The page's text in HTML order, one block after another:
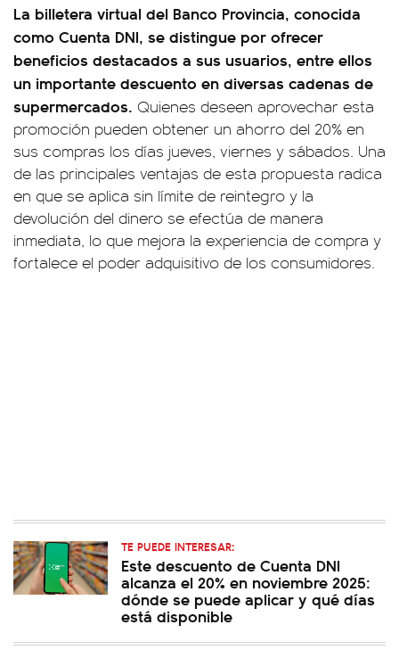
La billetera virtual del Banco Provincia, conocida
como Cuenta DNI, se distingue por ofrecer
beneficios destacados a sus usuarios, entre ellos
un importante descuento en diversas cadenas de
supermercados. Quienes deseen aprovechar esta
promoción pueden obtener un ahorro del 20% en
sus compras los días jueves, viernes y sábados. Una
de las principales ventajas de esta propuesta radica
en que se aplica sin límite de reintegro y la
devolución del dinero se efectúa de manera
inmediata, lo que mejora la experiencia de compra y
fortalece el poder adquisitivo de los consumidores.
TE PUEDE INTERESAR:
Este descuento de Cuenta DNI
alcanza el 20% en noviembre 2025:
dónde se puede aplicar y qué días
está disponible